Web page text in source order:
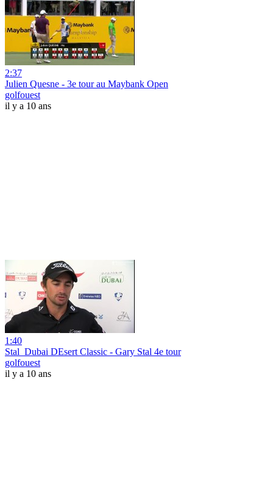
2:37
Julien Quesne - 3e tour au Maybank Open
golfouest
il y a 10 ans
1:40
Stal_Dubai DEsert Classic - Gary Stal 4e tour
golfouest
il y a 10 ans